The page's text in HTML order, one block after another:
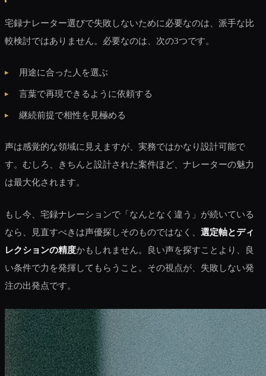
宅録ナレーター選びで失敗しないために必要なのは、派手な比
較検討ではありません。必要なのは、次の3つです。
用途に合った人を選ぶ
言葉で再現できるように依頼する
継続前提で相性を見極める
声は感覚的な領域に見えますが、実務ではかなり設計可能で
す。むしろ、きちんと設計された案件ほど、ナレーターの魅力
は最大化されます。
もし今、宅録ナレーションで「なんとなく違う」が続いている
なら、見直すべきは声優探しそのものではなく、 選定軸とディ
レクションの精度かもしれません。良い声を探すことより、良
い条件で力を発揮してもらうこと。その視点が、失敗しない発
注の出発点です。